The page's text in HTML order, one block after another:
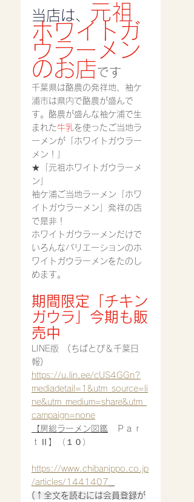
当店は、 元祖
ホワイトガ
ウラーメン
のお店です
千葉県は酪農の発祥地、袖ケ
浦市は県内で酪農が盛んで
す。酪農が盛んな袖ケ浦で生
まれた牛乳を使ったご当地ラ
ーメンが「ホワイトガウラー
メン！」
★「元祖ホワイトガウラーメ
ン」
袖ケ浦ご当地ラーメン「ホワ
イトガウラーメン」発祥の店
で是非！
ホワイトガウラーメンだけで
いろんなバリエーションのホ
ワイトガウラーメンをたのし
めます。
期間限定「チキン
ガウラ」今期も販
売中
LINE版　(ちばとぴ＆千葉日
報)
https://u.lin.ee/cUS4GGn?
mediadetail=1&utm_source=li
ne&utm_medium=share&utm_
campaign=none
【房総ラーメン図鑑 Ｐａｒ
ｔⅡ】（１０）
https://www.chibanippo.co.jp
/articles/1441407
(↑全文を読むには会員登録が